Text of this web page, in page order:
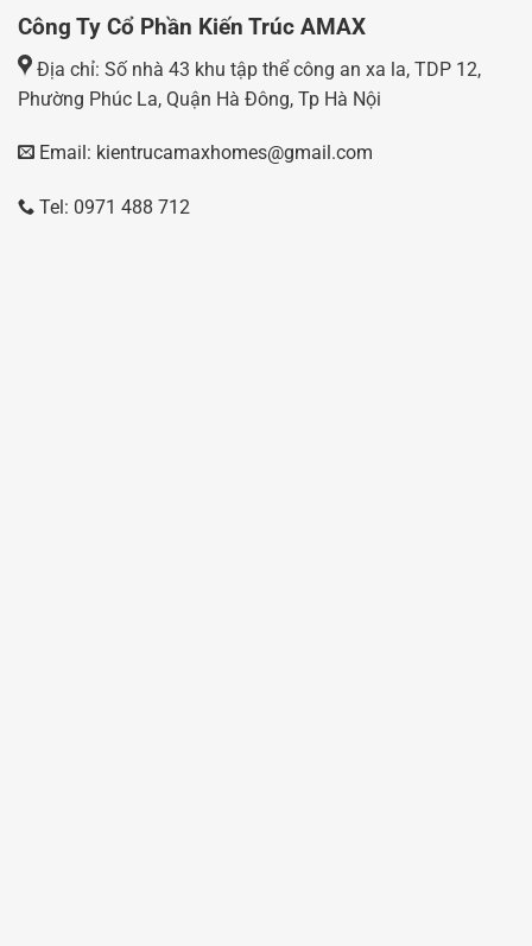
Công Ty Cổ Phần Kiến Trúc AMAX
Địa chỉ: Số nhà 43 khu tập thể công an xa la, TDP 12,
Phường Phúc La, Quận Hà Đông, Tp Hà Nội
Email: kientrucamaxhomes@gmail.com
Tel: 0971 488 712